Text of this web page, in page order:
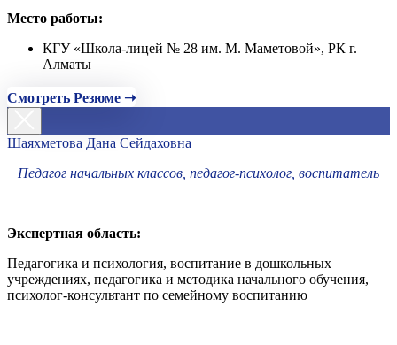
Место работы:
КГУ «Школа-лицей № 28 им. М. Маметовой», РК г.
Алматы
Смотреть Резюме ➝
Шаяхметова Дана Сейдаховна
Педагог начальных классов, педагог-психолог, воспитатель
Экспертная область:
Педагогика и психология, воспитание в дошкольных
учреждениях, педагогика и методика начального обучения,
психолог-консультант по семейному воспитанию